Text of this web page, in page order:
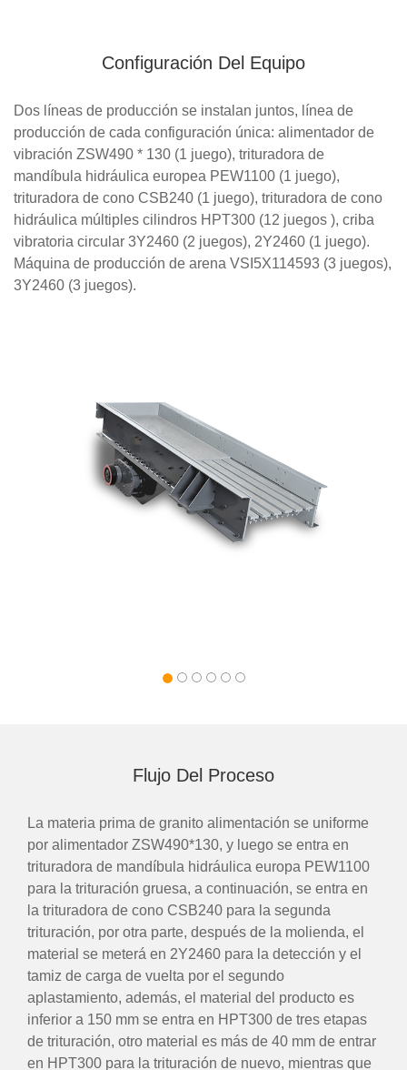
Configuración Del Equipo
Dos líneas de producción se instalan juntos, línea de
producción de cada configuración única: alimentador de
vibración ZSW490 * 130 (1 juego), trituradora de
mandíbula hidráulica europea PEW1100 (1 juego),
trituradora de cono CSB240 (1 juego), trituradora de cono
hidráulica múltiples cilindros HPT300 (12 juegos ), criba
vibratoria circular 3Y2460 (2 juegos), 2Y2460 (1 juego).
Máquina de producción de arena VSI5X114593 (3 juegos),
3Y2460 (3 juegos).
Flujo Del Proceso
La materia prima de granito alimentación se uniforme
por alimentador ZSW490*130, y luego se entra en
trituradora de mandíbula hidráulica europa PEW1100
para la trituración gruesa, a continuación, se entra en
la trituradora de cono CSB240 para la segunda
trituración, por otra parte, después de la molienda, el
material se meterá en 2Y2460 para la detección y el
tamiz de carga de vuelta por el segundo
aplastamiento, además, el material del producto es
inferior a 150 mm se entra en HPT300 de tres etapas
de trituración, otro material es más de 40 mm de entrar
en HPT300 para la trituración de nuevo, mientras que